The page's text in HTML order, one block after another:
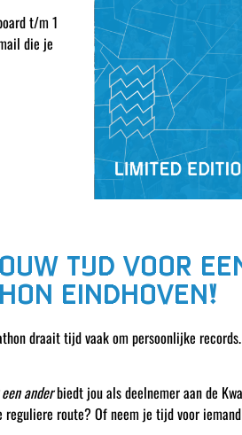
t/m 1
die je
TIJD VOOR
EINDHOVEN!
draait tijd vaak om persoonlijke
anderbiedt jou als deelnemer aan de
reguliere route? Of neem je tijd voor